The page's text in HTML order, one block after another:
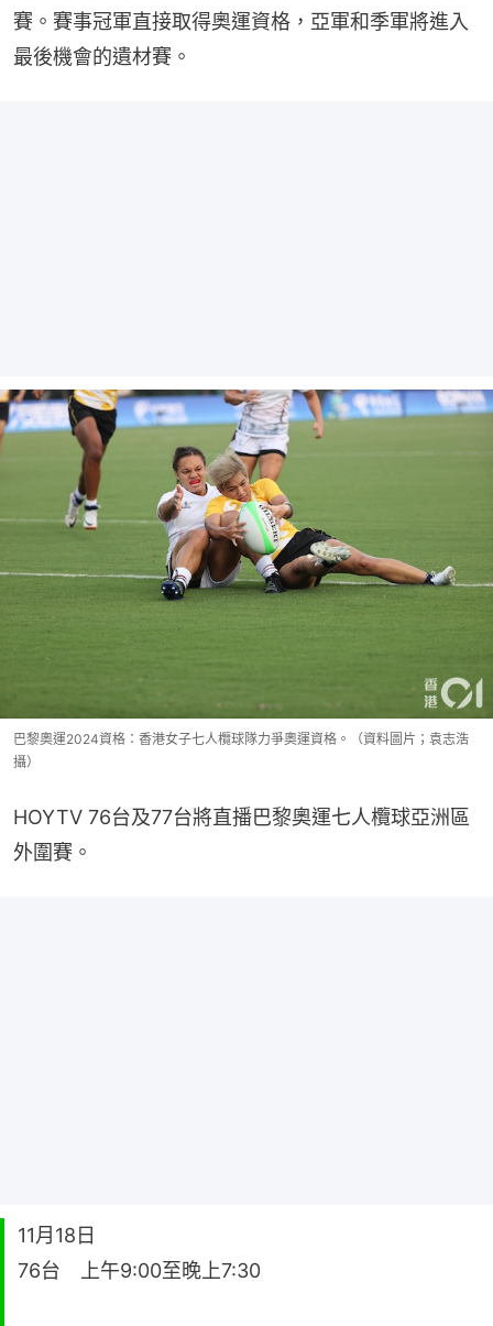
賽。賽事冠軍直接取得奧運資格，亞軍和季軍將進入
最後機會的遺材賽。
巴黎奧運2024資格：香港女子七人欖球隊力爭奧運資格。（資料圖片；袁志浩
攝）
HOYTV 76台及77台將直播巴黎奧運七人欖球亞洲區
外圍賽。
11月18日
76台 上午9:00至晚上7:30